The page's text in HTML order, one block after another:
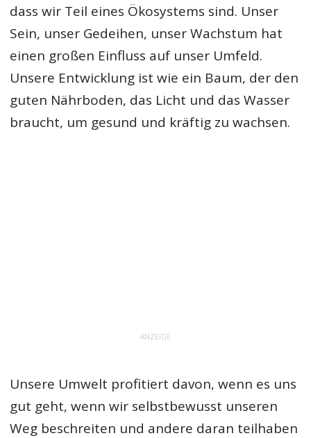
dass wir Teil eines Ökosystems sind. Unser
Sein, unser Gedeihen, unser Wachstum hat
einen großen Einfluss auf unser Umfeld.
Unsere Entwicklung ist wie ein Baum, der den
guten Nährboden, das Licht und das Wasser
braucht, um gesund und kräftig zu wachsen.
ANZEIGE
Unsere Umwelt profitiert davon, wenn es uns
gut geht, wenn wir selbstbewusst unseren
Weg beschreiten und andere daran teilhaben